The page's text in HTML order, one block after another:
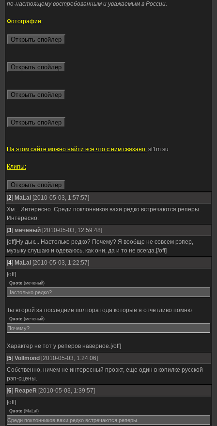
по-настоящему востребованным и уважаемым в России.
Фотографии:
На этом сайте можно найти всё что с ним связано: st1m.su
Клипы:
[2] MaLal [2010-05-03, 1:57:57]
Хм... Интересно. Среди поклонников вахи редко встречаются реперы.
Интересно.
[3] меченый [2010-05-03, 12:59:48]
[off]Ну дык... Настолько редко? Почему? Я вообще не совсем рэпер,
музыку слушаю и одеваюсь, как они, да и то не всегда.[/off]
[4] MaLal [2010-05-03, 1:22:57]
[off]
Quote (меченый)
Настолько редко?
Ты второй за последние полтора года которые я отчетливо помню
Quote (меченый)
Почему?
Характер не тот у реперов наверное.[/off]
[5] Vollmond [2010-05-03, 1:24:06]
Собственно, ничем не интересный проэкт, еще один в копилке русской
рэп-сцены.
[6] ReapeR [2010-05-03, 1:39:57]
[off]
Quote (MaLal )
Среди поклонников вахи редко встречаются реперы.